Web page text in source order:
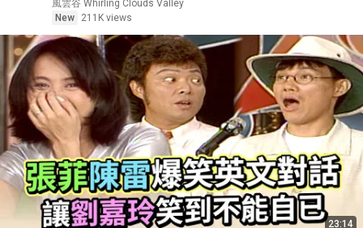
風雲谷 Whirling Clouds Valley
New
211K views
23:14